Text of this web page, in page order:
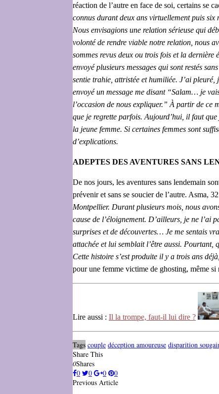
réaction de l’autre en face de soi, certains se
connus durant deux ans virtuellement puis
Nous envisagions une relation sérieuse qui
volonté de rendre viable notre relation, nous
sommes revus deux ou trois fois et la
envoyé plusieurs messages qui sont restés
sentie trahie, attristée et humiliée. J’ai pleuré,
envoyé un message me disant “Salam… je
l’occasion de nous expliquer.” À partir de ce
que je regrette parfois. Aujourd’hui, il faut
la jeune femme. Si certaines femmes sont
d’explications.
ADEPTES DES AVENTURES SANS
De nos jours, les aventures sans lendemain
prévenir et sans se soucier de l’autre. Asma,
Montpellier. Durant plusieurs mois, nous
cause de l’éloignement. D’ailleurs, je ne l’ai
surprises et de découvertes… Je me sentais
attachée et lui semblait l’être aussi. Pourtant,
Cette histoire s’est produite il y a trois ans
pour une femme victime de ghosting, même
Lire aussi : Il la trompe, faut-il lui dire ?
Tags couple déception amoureuse disparition
Share This
0Shares
0
0 0
0
Previous Article